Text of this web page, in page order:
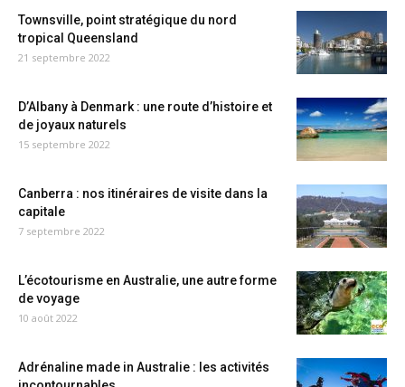
Townsville, point stratégique du nord
tropical Queensland
21 septembre 2022
D’Albany à Denmark : une route d’histoire et
de joyaux naturels
15 septembre 2022
Canberra : nos itinéraires de visite dans la
capitale
7 septembre 2022
L’écotourisme en Australie, une autre forme
de voyage
10 août 2022
Adrénaline made in Australie : les activités